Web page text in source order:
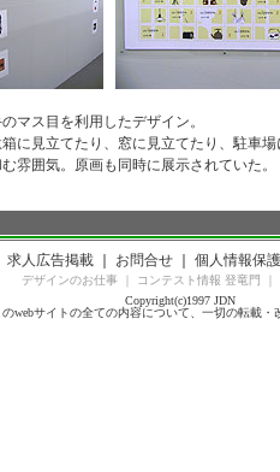
マス目を利用したデザイン。
に見立てたり、窓に見立てたり、駐車
雰囲気。原画も同時に展示されていた。
求人広告掲載｜ お問合せ｜ 個人情報保
デザインのお仕事｜ コンテスト情報 登竜門
Copyright(c)1997 JDN
のwebサイトの全ての内容について、一切の転載・